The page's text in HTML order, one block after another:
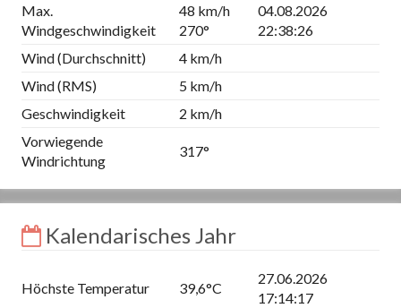
Max.
Windgeschwindigkeit
48 km/h
270°
04.08.2026
22:38:26
Wind (Durchschnitt)
4 km/h
Wind (RMS)
5 km/h
Geschwindigkeit
2 km/h
Vorwiegende
Windrichtung
317°
Kalendarisches Jahr
Höchste Temperatur 39,6°C
27.06.2026
17:14:17